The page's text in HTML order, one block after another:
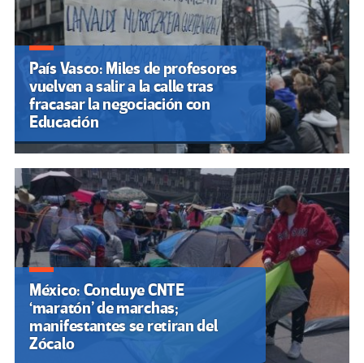
País Vasco: Miles de profesores
vuelven a salir a la calle tras
fracasar la negociación con
Educación
México: Concluye CNTE
‘maratón’ de marchas;
manifestantes se retiran del
Zócalo